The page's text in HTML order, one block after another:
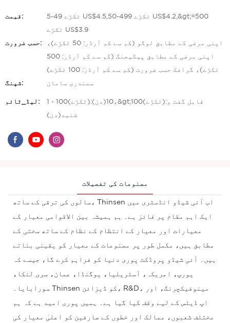
قیمت: 5-49 ٹکڑے US$4.5,50-499 ٹکڑے US$4.2,&gt;=500
ٹکڑے US$3.9
حسب ضرورت: اپنی مرضی کے مطابق لوگو (کم سے کم آرڈر: 50 ٹکڑے)،
اپنی مرضی کے مطابق پیکیجنگ (کم سے کم آرڈر: 500
ٹکڑے)، گرافک حسب ضرورت (کم سے کم آرڈر: 100 ٹکڑے)
شپنگ: سمندری سامان
لیڈ_ٹائم: 1 - 100(ٹکڑے):10(دن)،&gt;100(ٹکڑے):قابل گفت و
شنید(دن)
مصنوعات کی تفصیلات
سالوں کی ترقی کے ساتھ، Thinsen اب آئی شیڈو انڈسٹری میں
ایک اہم مقام پر فائز ہے۔ ہم ہمیشہ بین الاقوامی معیار کے
معیارات اور معیار کے انتظام کے نظام کے ساتھ سختی کے
مطابق ہیں، مکمل طور پر مصنوعات کے معیار کو یقینی بناتے
ہیں۔ آئی شیڈو پروڈکٹ پوری دنیا کو فراہم کرے گا، جیسے کہ
یورپ، امریکہ، آسٹریلیا، یوگنڈا، عمان، سری لنکا،
سورابایا۔ Thinsen کو ڈیزائن، R&D، مینوفیکچرنگ، اور
اپ ڈیٹس کے لیے وقف کیا گیا ہے۔ ہمیں پوری امید ہے کہ ہم
مختلف شعبوں، ممالک اور خطوں کے صارفین کو اعلیٰ معیار کی